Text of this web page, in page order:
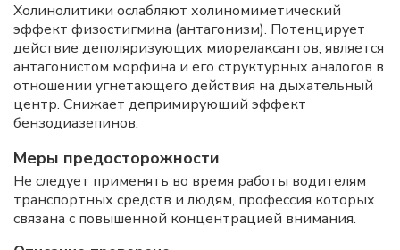
Холинолитики ослабляют холиномиметический
эффект физостигмина (антагонизм). Потенцирует
действие деполяризующих миорелаксантов, является
антагонистом морфина и его структурных аналогов в
отношении угнетающего действия на дыхательный
центр. Снижает депримирующий эффект
бензодиазепинов.
Меры предосторожности
Не следует применять во время работы водителям
транспортных средств и людям, профессия которых
связана с повышенной концентрацией внимания.